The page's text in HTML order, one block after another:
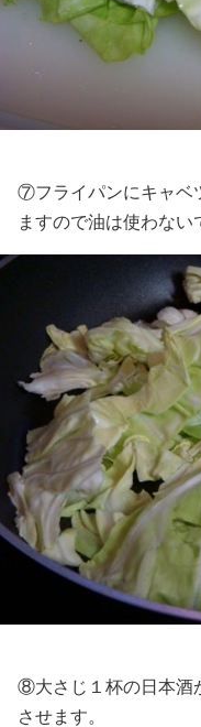
⑦フライパンにキャベ
ますので油は使わない
⑧大さじ１杯の日本酒
させます。